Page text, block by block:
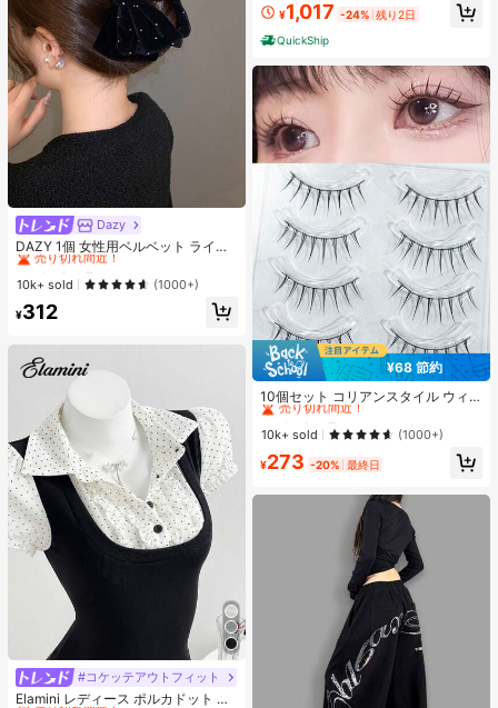
Dazy
DAZY 1個 女性用ベルベット ライン
ストーン 大きなダブルリボン ヘアク
ロウクリップ、エレガントでかわい
いファッション、学校、パーティ
ー、バレエ、デイリーウェアに最適
なヘアアクセサリー、エレガントな
アウトフィットに最適
#2 ベストセラー
売り切れ間近！
#2 ベストセラー
売り切れ間近！
#2 ベストセラー
売り切れ間近！
#2 ベストセラー
ジオメトリック 女性のヘアアクセサリー
売り切れ間近！
10k+ sold (1000+)
¥312
#コケッテアウトフィット
Elamini レディース ポルカドット パ
#2 ベストセラー
夜遊び 女性用ブラウス
売り切れ間近！
プ 記念デザイン 半袖 メンズ レディ
ース ゆったり 推し活グッズファン向
け コレクション
¥1,017 -24% 残り2日
QuickShip
¥68 節約
10個セット コリアンスタイル ウィ
スピー 細い つけまつげ 自己接着式
アイライナー付き、透明感と際立つ
外観
#1 ベストセラー
に ナチュラル つけまつげ
売り切れ間近！
#1 ベストセラー
売り切れ間近！
#1 ベストセラー
売り切れ間近！
#1 ベストセラー
売り切れ間近！
10k+ sold (1000+)
¥273 -20% 最終日